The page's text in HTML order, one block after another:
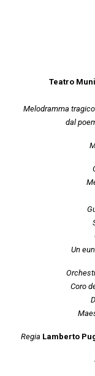
Teatro
Melodramma
dal
Un
Coro
Regia Lamberto